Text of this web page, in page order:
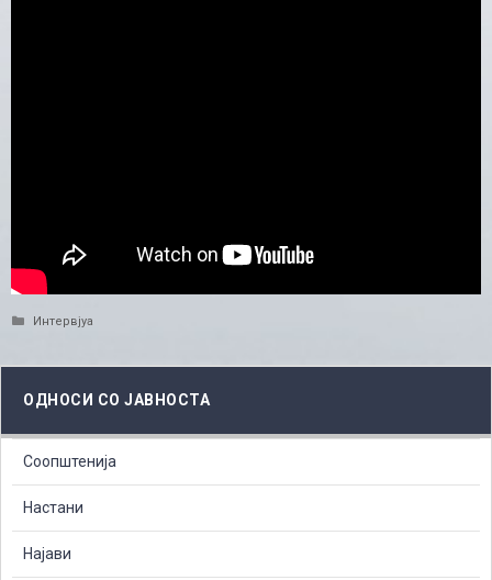
Categories
Интервјуа
ОДНОСИ СО ЈАВНОСТА
Соопштенија
Настани
Најави